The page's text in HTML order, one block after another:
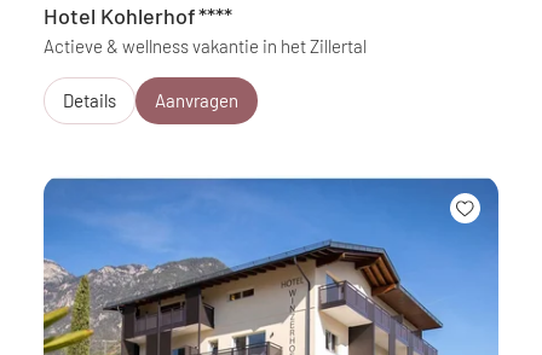
Hotel Kohlerhof****
Actieve & wellness vakantie in het Zillertal
Details Aanvragen